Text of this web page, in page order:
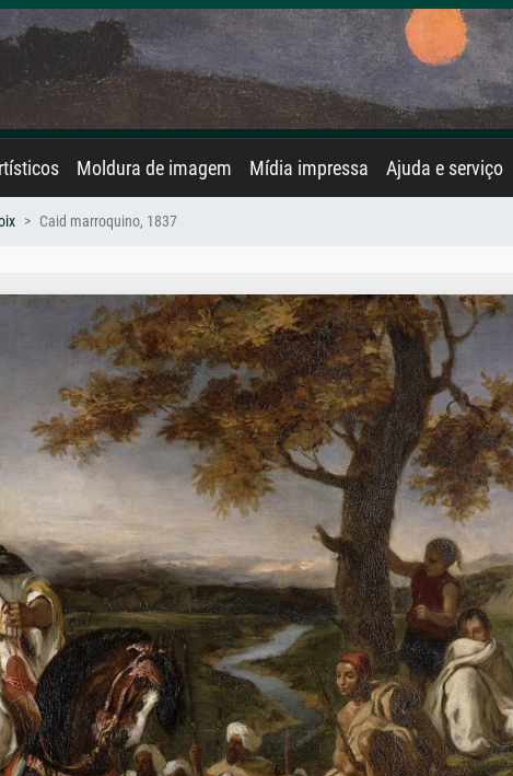
Moldura de imagem Mídia impressa Ajuda e serviço
Caid marroquino, 1837